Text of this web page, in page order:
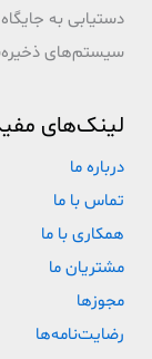
دستیابی به
سیستم‌های
لینک‌های
درباره ما
تماس با ما
همکاری با ما
مشتریان ما
مجوزها
رضایت‌نامه‌ها